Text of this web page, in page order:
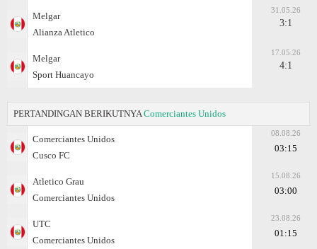
Melgar
Alianza Atletico
31.05.26
3:1
Melgar
Sport Huancayo
17.05.26
4:1
PERTANDINGAN BERIKUTNYA Comerciantes Unidos
Comerciantes Unidos
Cusco FC
08.08.26
03:15
Atletico Grau
Comerciantes Unidos
15.08.26
03:00
UTC
Comerciantes Unidos
23.08.26
01:15